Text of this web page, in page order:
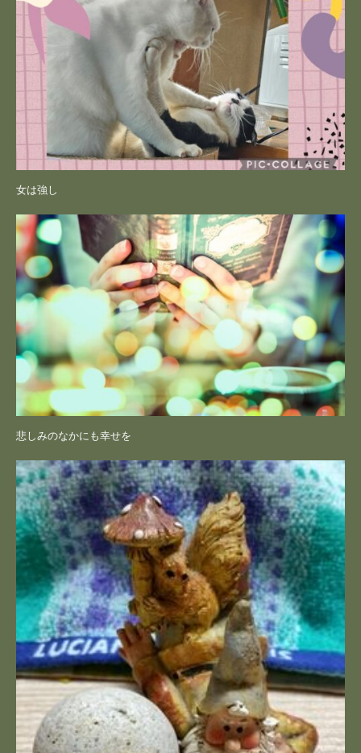
女は強し
悲しみのなかにも幸せを